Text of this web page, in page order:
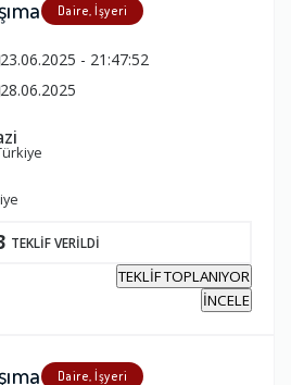
Daire, İşyeri
23.06.2025 - 21:47:52
28.06.2025
TEKLİF VERİLDİ
TEKLİF TOPLANIYOR
İNCELE
Daire, İşyeri